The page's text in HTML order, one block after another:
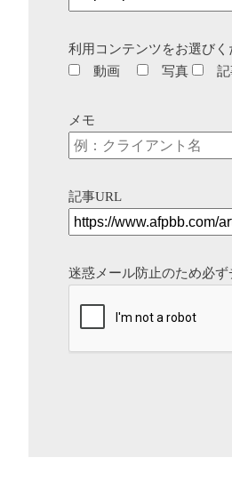
利用コンテンツをお選びく
動画
写真
メモ
記事URL
迷惑メール防止のため必